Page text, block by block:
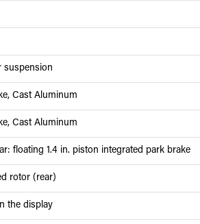
suspension
Cast Aluminum
Cast Aluminum
floating 1.4 in. piston integrated park brake
rotor (rear)
the display